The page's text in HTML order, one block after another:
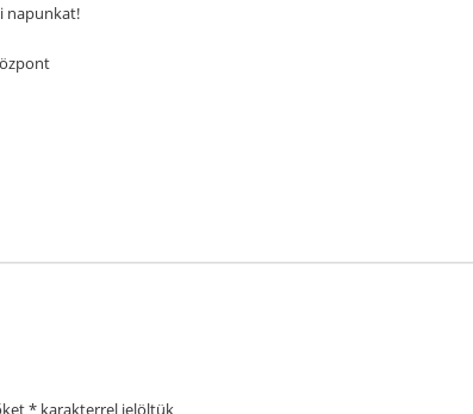
napunkat!
*karakterrel jelöltük